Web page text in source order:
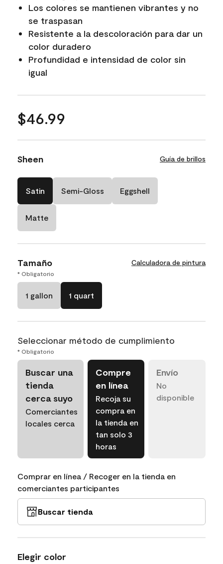
Los colores se mantienen vibrantes y no
se traspasan
Resistente a la descoloración para dar un
color duradero
Profundidad e intensidad de color sin
igual
$46.99
Sheen Guía de brillos
Satin Semi-Gloss Eggshell
Matte
Tamaño Calculadora de pintura
* Obligatorio
1 gallon 1 quart
Seleccionar método de cumplimiento
* Obligatorio
Buscar una
tienda
cerca suyo
Comerciantes
locales cerca
Compre
en línea
Recoja su
compra en
la tienda en
tan solo 3
horas
Envío
No
disponible
Comprar en línea / Recoger en la tienda en
comerciantes participantes
Buscar tienda
Elegir color